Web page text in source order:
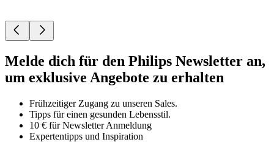
Melde dich für den Philips Newsletter an,
um exklusive Angebote zu erhalten
Frühzeitiger Zugang zu unseren Sales.
Tipps für einen gesunden Lebensstil.
10 € für Newsletter Anmeldung
Expertentipps und Inspiration